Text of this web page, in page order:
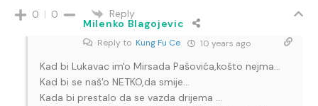
0 0
Reply
Milenko Blagojevic
Reply to Kung Fu Ce 10 years ago
Kad bi Lukavac im'o Mirsada Pašovića,košto nejma…
Kad bi se naš'o NETKO,da smije…
Kada bi prestalo da se vazda drijema …